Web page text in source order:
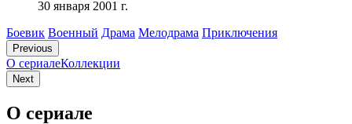
30 января 2001 г.
Боевик Военный Драма Мелодрама Приключения
Previous
О сериалеКоллекции
Next
О сериале